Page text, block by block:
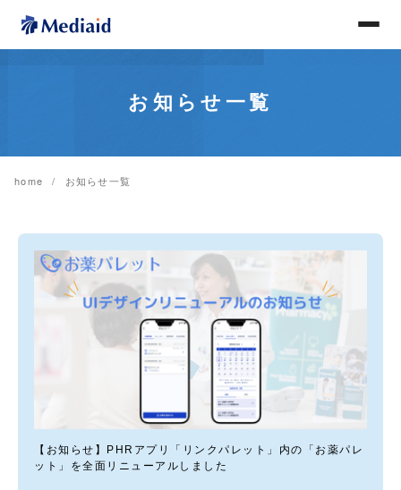
お知らせ一覧
home お知らせ一覧
【お知らせ】PHRアプリ「リンクパレット」内の「お薬パレ
ット」を全面リニューアルしました